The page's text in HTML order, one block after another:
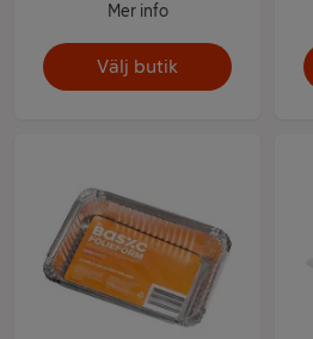
Mer info
Välj butik